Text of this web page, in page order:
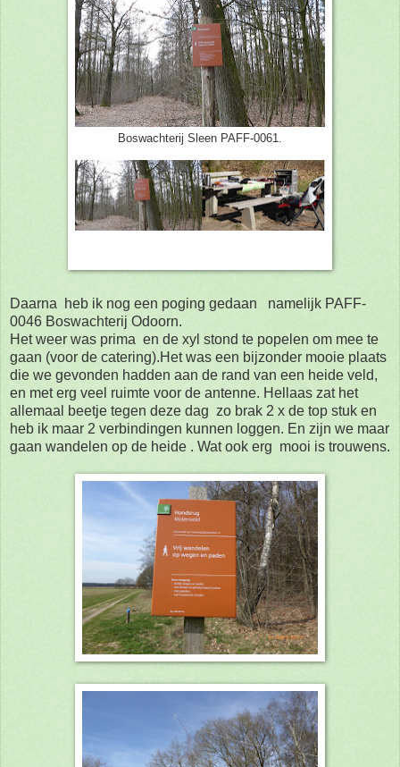
Boswachterij Sleen PAFF-0061.
Daarna heb ik nog een poging gedaan namelijk PAFF-
0046 Boswachterij Odoorn.
Het weer was prima en de xyl stond te popelen om mee te
gaan (voor de catering).Het was een bijzonder mooie plaats
die we gevonden hadden aan de rand van een heide veld,
en met erg veel ruimte voor de antenne. Hellaas zat het
allemaal beetje tegen deze dag zo brak 2 x de top stuk en
heb ik maar 2 verbindingen kunnen loggen. En zijn we maar
gaan wandelen op de heide . Wat ook erg mooi is trouwens.